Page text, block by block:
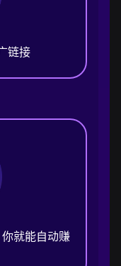
链接
就能自动赚